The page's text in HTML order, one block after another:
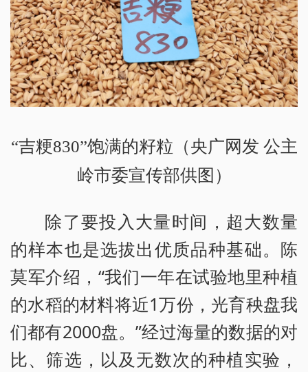
“吉粳830”饱满的籽粒（央广网发 公主
岭市委宣传部供图）
除了要投入大量时间，超大数量
的样本也是选拔出优质品种基础。陈
莫军介绍，“我们一年在试验地里种植
的水稻的材料将近1万份，光育秧盘我
们都有2000盘。”经过海量的数据的对
比、筛选，以及无数次的种植实验，